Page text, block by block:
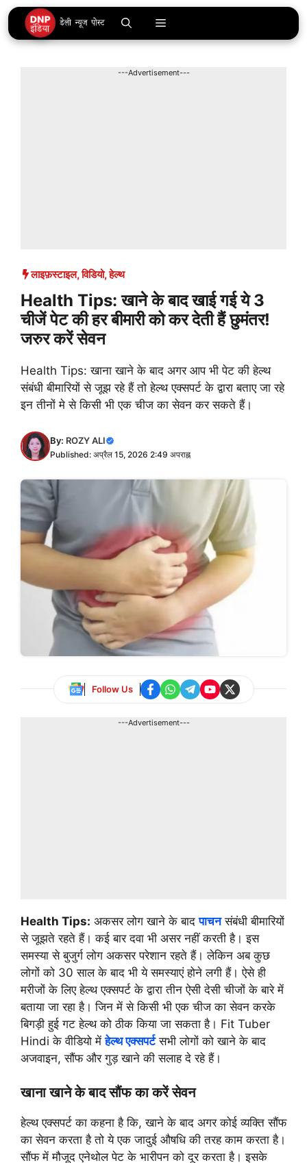
Skip
to
content
Menu
---Advertisement---
लाइफ़स्टाइल,विडियो,हेल्थ
Health Tips: खाने के बाद खाई गई ये 3
चीजें पेट की हर बीमारी को कर देती हैं छुमंतर!
जरुर करें सेवन
Health Tips: खाना खाने के बाद अगर आप भी पेट की हेल्थ
संबंधी बीमारियों से जूझ रहे हैं तो हेल्थ एक्सपर्ट के द्वारा बताए जा रहे
इन तीनों मे से किसी भी एक चीज का सेवन कर सकते हैं।
By: ROZY ALI
Published: अप्रैल 15, 2026 2:49 अपराह्न
Follow Us
---Advertisement---
Health Tips: अकसर लोग खाने के बादपाचन संबंधी बीमारियों
से जूझते रहते हैं। कई बार दवा भी असर नहीं करती है। इस
समस्या से बुजुर्ग लोग अकसर परेशान रहते हैं। लेकिन अब कुछ
लोगों को 30 साल के बाद भी ये समस्याएं होने लगी हैं। ऐसे ही
मरीजों के लिए हेल्थ एक्सपर्ट के द्वारा तीन ऐसी देसी चीजों के बारे में
बताया जा रहा है। जिन में से किसी भी एक चीज का सेवन करके
बिगड़ी हुई गट हेल्थ को ठीक किया जा सकता है। Fit Tuber
Hindi के वीडियो मेंहेल्थ एक्सपर्ट सभी लोगों को खाने के बाद
अजवाइन, सौंफ और गुड़ खाने की सलाह दे रहे हैं।
खाना खाने के बाद सौंफ का करें सेवन
हेल्थ एक्सपर्ट का कहना है कि, खाने के बाद अगर कोई व्यक्ति सौंफ
का सेवन करता है तो ये एक जादुई औषधि की तरह काम करता है।
सौंफ में मौजूद एनेथोल पेट के भारीपन को दूर करता है। इसके